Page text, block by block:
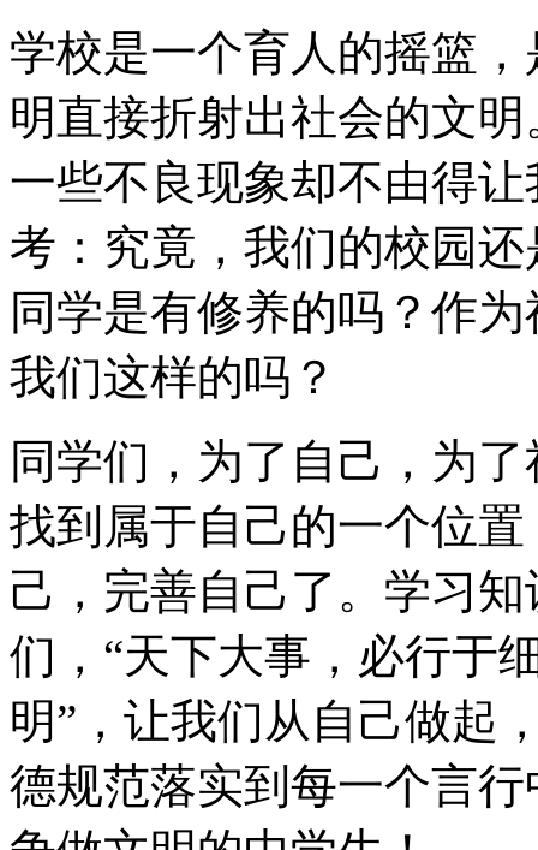
学校是一个育人的摇篮
明直接折射出社会的文
一些不良现象却不由得
考：究竟，我们的校园
同学是有修养的吗？作
我们这样的吗？
同学们，为了自己，为
找到属于自己的一个位
己，完善自己了。学习
们，“天下大事，必行于
明”，让我们从自己做起
德规范落实到每一个言